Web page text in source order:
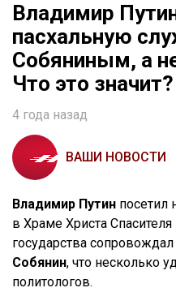
Владимир
пасхальную
Собяниным, а
Что это значит?
4 года назад
ВАШИ НОВОСТИ
Владимир Путин посетил
в Храме Христа
государства
Собянин, что несколько
политологов.